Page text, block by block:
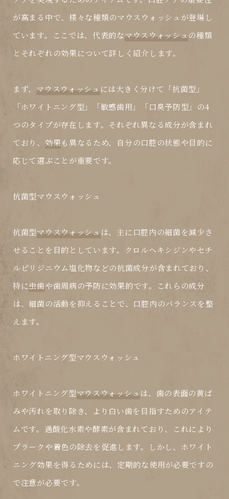
が高まる中で、様々な種類のマウスウォッシュが登場し
ています。ここでは、代表的なマウスウォッシュの種類
とそれぞれの効果について詳しく紹介します。
まず、 マウスウォッシュ には大きく分けて「抗菌型」
「ホワイトニング型」「敏感歯用」「口臭予防型」の4
つのタイプが存在します。それぞれ異なる成分が含まれ
ており、 効果も異なるため、自分の口腔の状態や目的に
応じて選ぶことが重要です。
抗菌型マウスウォッシュ
抗菌型マウスウォッシュ は、主に口腔内の細菌を減少さ
せることを目的としています。クロルヘキシジンやセチ
ルピリジニウム塩化物などの抗菌成分が含まれており、
特に虫歯や歯周病の予防に効果的です。これらの成分
は、細菌の活動を抑えることで、口腔内のバランスを整
えます。
ホワイトニング型マウスウォッシュ
ホワイトニング型マウスウォッシュは、歯の表面の黄ば
みや汚れを取り除き、より白い歯を目指すためのアイテ
ムです。過酸化水素や酵素が含まれており、これにより
プラークや着色の除去を促進します。しかし、ホワイト
ニング効果を得るためには、定期的な使用が必要ですの
で注意が必要です。